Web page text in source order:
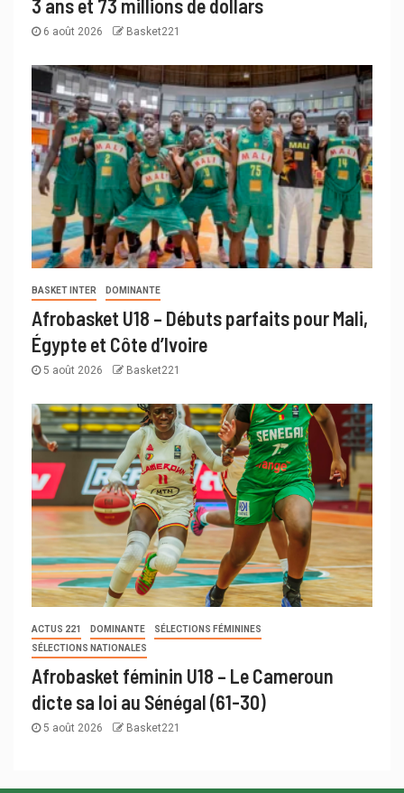
3 ans et 73 millions de dollars
6 août 2026 Basket221
BASKET INTER DOMINANTE
Afrobasket U18 – Débuts parfaits pour Mali,
Égypte et Côte d’Ivoire
5 août 2026 Basket221
ACTUS 221 DOMINANTE
SÉLECTIONS FÉMININES
SÉLECTIONS NATIONALES
Afrobasket féminin U18 – Le Cameroun
dicte sa loi au Sénégal (61-30)
5 août 2026 Basket221